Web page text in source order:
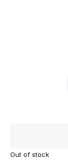
Out of stock